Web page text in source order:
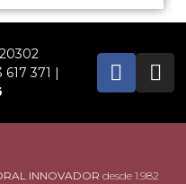
371 |
INNOVADOR desde 1.982